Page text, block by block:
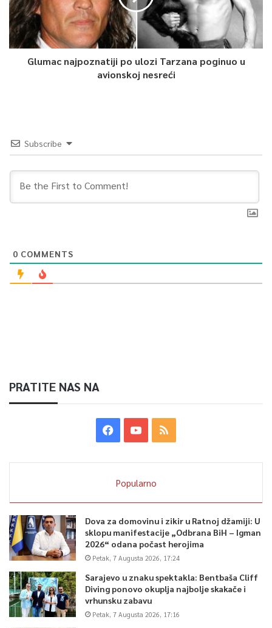
Glumac najpoznatiji po ulozi Tarzana poginuo u
avionskoj nesreći
Subscribe
0 COMMENTS
PRATITE NAS NA
Popularno
Dova za domovinu i zikir u Ratnoj džamiji: U
sklopu manifestacije „Odbrana BiH – Igman
2026“ odana počast herojima
Petak, 7 Augusta 2026, 17:24
Sarajevo u znaku spektakla: Bentbaša Cliff
Diving ponovo okuplja najbolje skakače i
vrhunsku zabavu
Petak, 7 Augusta 2026, 17:16